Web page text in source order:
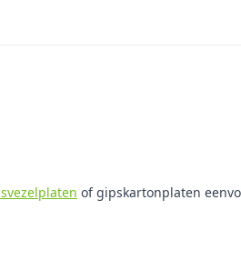
of gipskartonplaten